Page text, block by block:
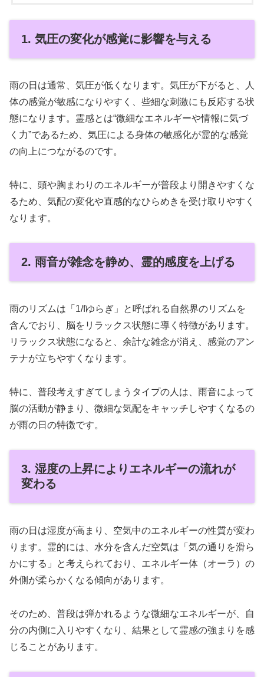
1. 気圧の変化が感覚に影響を与える
雨の日は通常、気圧が低くなります。気圧が下がると、人
体の感覚が敏感になりやすく、些細な刺激にも反応する状
態になります。霊感とは“微細なエネルギーや情報に気づ
く力”であるため、気圧による身体の敏感化が霊的な感覚
の向上につながるのです。
特に、頭や胸まわりのエネルギーが普段より開きやすくな
るため、気配の変化や直感的なひらめきを受け取りやすく
なります。
2. 雨音が雑念を静め、霊的感度を上げる
雨のリズムは「1/fゆらぎ」と呼ばれる自然界のリズムを
含んでおり、脳をリラックス状態に導く特徴があります。
リラックス状態になると、余計な雑念が消え、感覚のアン
テナが立ちやすくなります。
特に、普段考えすぎてしまうタイプの人は、雨音によって
脳の活動が静まり、微細な気配をキャッチしやすくなるの
が雨の日の特徴です。
3. 湿度の上昇によりエネルギーの流れが
変わる
雨の日は湿度が高まり、空気中のエネルギーの性質が変わ
ります。霊的には、水分を含んだ空気は「気の通りを滑ら
かにする」と考えられており、エネルギー体（オーラ）の
外側が柔らかくなる傾向があります。
そのため、普段は弾かれるような微細なエネルギーが、自
分の内側に入りやすくなり、結果として霊感の強まりを感
じることがあります。